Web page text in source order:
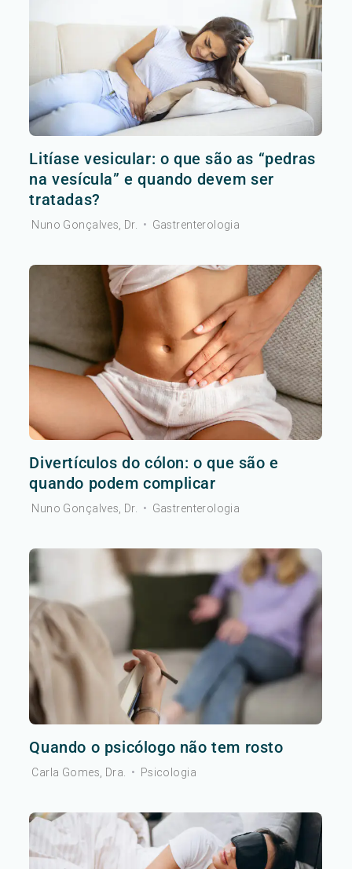
Litíase vesicular: o que são as “pedras
na vesícula” e quando devem ser
tratadas?
Nuno Gonçalves, Dr. • Gastrenterologia
Divertículos do cólon: o que são e
quando podem complicar
Nuno Gonçalves, Dr. • Gastrenterologia
Quando o psicólogo não tem rosto
Carla Gomes, Dra. • Psicologia